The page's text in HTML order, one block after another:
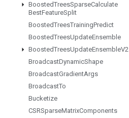
BoostedTreesSparseCalculate
BestFeatureSplit
BoostedTreesTrainingPredict
BoostedTreesUpdateEnsemble
BoostedTreesUpdateEnsembleV2
BroadcastDynamicShape
BroadcastGradientArgs
BroadcastTo
Bucketize
CSRSparseMatrixComponents